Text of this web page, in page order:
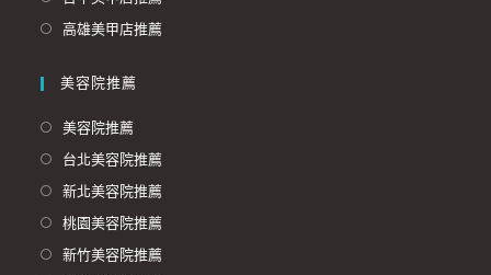
高雄美甲店推薦
美容院推薦
美容院推薦
台北美容院推薦
新北美容院推薦
桃園美容院推薦
新竹美容院推薦